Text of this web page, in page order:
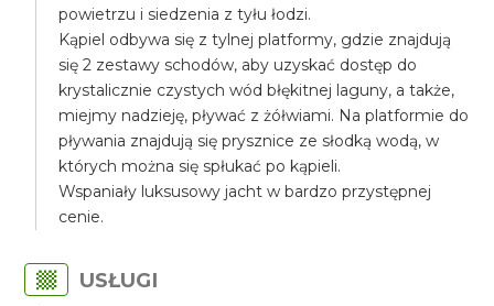
powietrzu i siedzenia z tyłu łodzi.
Kąpiel odbywa się z tylnej platformy, gdzie znajdują
się 2 zestawy schodów, aby uzyskać dostęp do
krystalicznie czystych wód błękitnej laguny, a także,
miejmy nadzieję, pływać z żółwiami. Na platformie do
pływania znajdują się prysznice ze słodką wodą, w
których można się spłukać po kąpieli.
Wspaniały luksusowy jacht w bardzo przystępnej
cenie.
USŁUGI